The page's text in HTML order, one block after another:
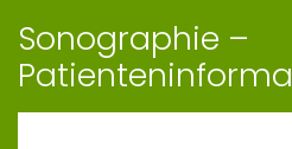
Sonographie –